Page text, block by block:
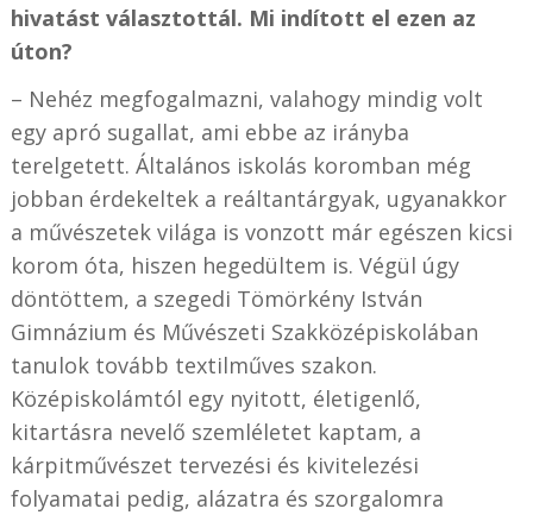
hivatást választottál. Mi indított el ezen az
úton?
– Nehéz megfogalmazni, valahogy mindig volt
egy apró sugallat, ami ebbe az irányba
terelgetett. Általános iskolás koromban még
jobban érdekeltek a reáltantárgyak, ugyanakkor
a művészetek világa is vonzott már egészen kicsi
korom óta, hiszen hegedültem is. Végül úgy
döntöttem, a szegedi Tömörkény István
Gimnázium és Művészeti Szakközépiskolában
tanulok tovább textilműves szakon.
Középiskolámtól egy nyitott, életigenlő,
kitartásra nevelő szemléletet kaptam, a
kárpitművészet tervezési és kivitelezési
folyamatai pedig, alázatra és szorgalomra